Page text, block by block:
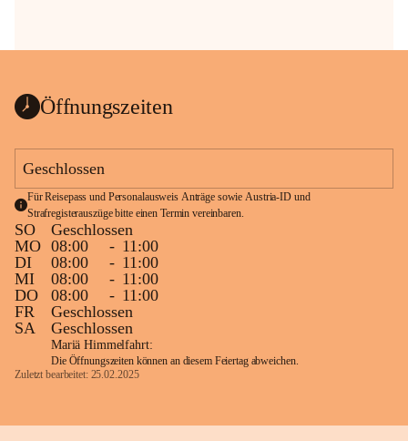
Öffnungszeiten
Geschlossen
Für Reisepass und Personalausweis Anträge sowie Austria-ID und
Strafregisterauszüge bitte einen Termin vereinbaren.
SO
Geschlossen
MO 08:00 - 11:00
DI
08:00 - 11:00
MI
08:00 - 11:00
DO
08:00 - 11:00
FR
Geschlossen
SA
Geschlossen
Mariä Himmelfahrt:
Die Öffnungszeiten können an diesem Feiertag abweichen.
Zuletzt bearbeitet: 25.02.2025